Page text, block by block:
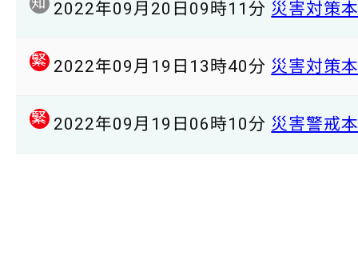
2022年09月20日09時11分 災害対策
2022年09月19日13時40分
緊 災害対策
2022年09月19日06時10分
緊 災害警戒